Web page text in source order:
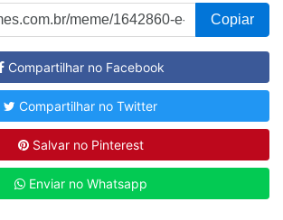
Copiar
Compartilhar no Facebook
Compartilhar no Twitter
Salvar no Pinterest
Enviar no Whatsapp